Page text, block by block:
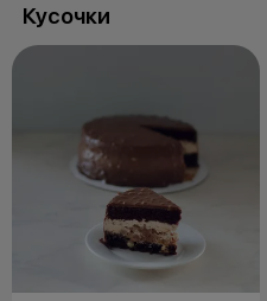
Кусочки